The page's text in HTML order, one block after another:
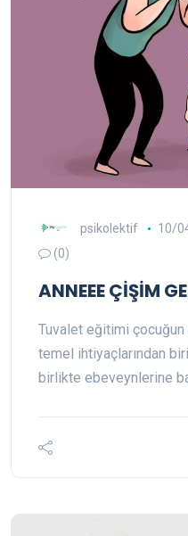
psikolektif 10/
(0)
ANNEEE ÇİŞİM
Tuvalet eğitimi çocuğun
temel ihtiyaçlarından
birlikte ebeveynlerine